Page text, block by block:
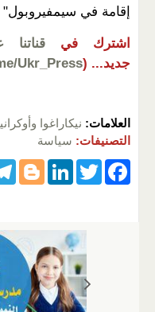
إقامة في سيمفيروبول"
اشترك في
جديد... (
Ukr_Press
العلامات: نيكاراغوا
التصنيفات: سياسة
F
T
er
Li
e
dI
n
g